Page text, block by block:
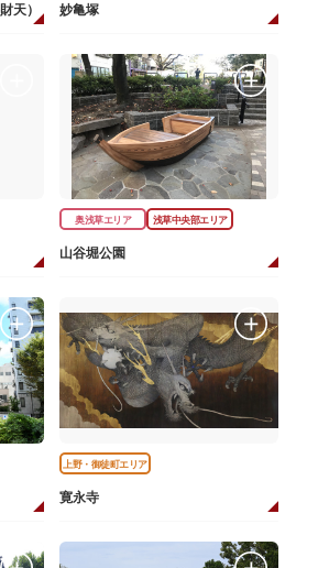
天） 妙亀塚
奥浅草エリア 浅草中央部エリア
山谷堀公園
上野・御徒町エリア
寛永寺